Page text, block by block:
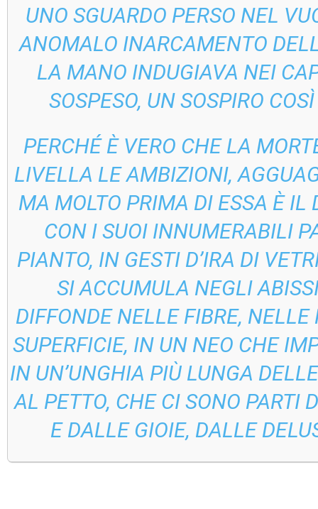
UNO SGUARDO PERSO NEL
ANOMALO INARCAMENTO
LA MANO INDUGIAVA NEI
SOSPESO, UN SOSPIRO
PERCHÉ È VERO CHE LA
LIVELLA LE AMBIZIONI,
MA MOLTO PRIMA DI ESSA È IL
CON I SUOI INNUMERABILI
PIANTO, IN GESTI D’IRA DI
SI ACCUMULA NEGLI
DIFFONDE NELLE FIBRE,
SUPERFICIE, IN UN NEO CHE
IN UN’UNGHIA PIÙ LUNGA
AL PETTO, CHE CI SONO PARTI
E DALLE GIOIE, DALLE